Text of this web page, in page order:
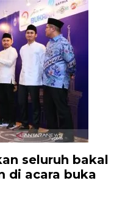
seluruh bakal
di acara buka